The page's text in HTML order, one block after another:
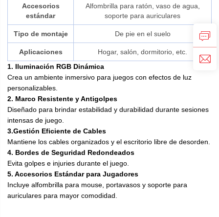
Accesorios
estándar
Alfombrilla para ratón, vaso de agua,
soporte para auriculares
Tipo de montaje De pie en el suelo
Aplicaciones
Hogar, salón, dormitorio, etc.
1. Iluminación RGB Dinámica
Crea un ambiente inmersivo para juegos con efectos de luz
personalizables.
2. Marco Resistente y Antigolpes
Diseñado para brindar estabilidad y durabilidad durante sesiones
intensas de juego.
3.Gestión Eficiente de Cables
Mantiene los cables organizados y el escritorio libre de desorden.
4. Bordes de Seguridad Redondeados
Evita golpes e injuries durante el juego.
5. Accesorios Estándar para Jugadores
Incluye alfombrilla para mouse, portavasos y soporte para
auriculares para mayor comodidad.